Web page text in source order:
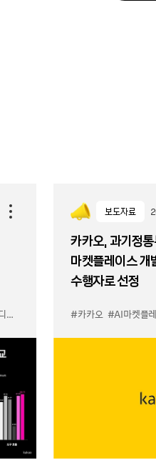
보도자료
카카오, 과기정
마켓플레이스 개
수행자로 선정
#카카오 #AI마켓플